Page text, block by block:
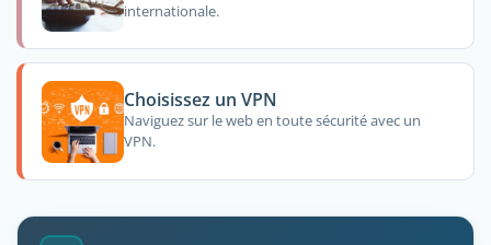
internationale.
Choisissez un VPN
Naviguez sur le web en toute sécurité avec un
VPN.